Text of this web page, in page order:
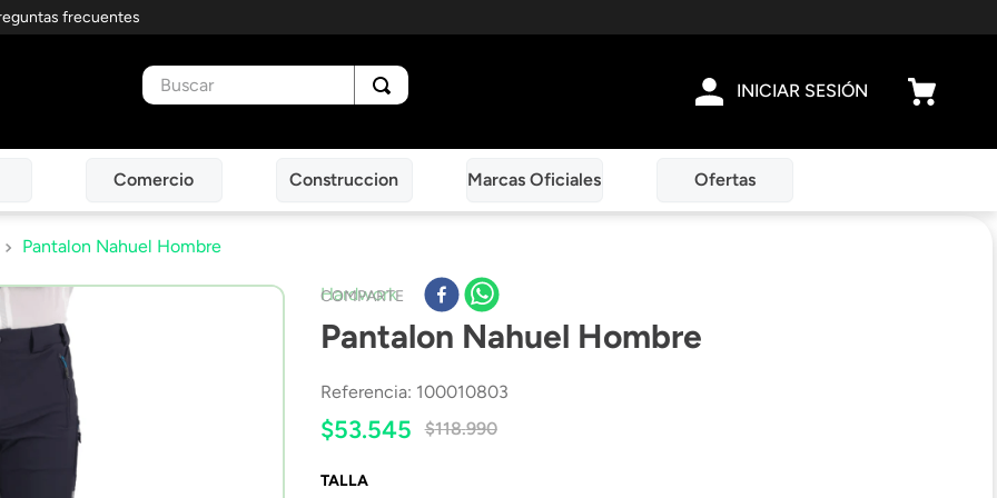
frecuentes
Buscar
INICIAR SESIÓN
Comercio Construccion Marcas Oficiales Ofertas
Pantalon Nahuel Hombre
COMPARTE
Hardwork
Pantalon Nahuel Hombre
Referencia: 100010803
$53.545 $118.990
TALLA